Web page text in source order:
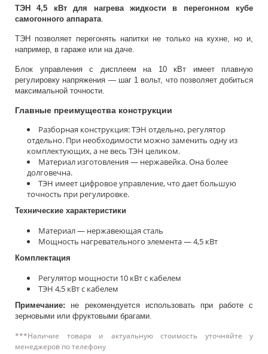
ТЭН 4,5 кВт для нагрева жидкости в перегонном кубе
самогонного аппарата.
ТЭН позволяет перегонять напитки не только на кухне, но и,
например, в гараже или на даче.
Блок управления с дисплеем на 10 кВт имеет плавную
регулировку напряжения — шаг 1 вольт, что позволяет добиться
максимальной точности.
Главные преимущества конструкции
Разборная конструкция: ТЭН отдельно, регулятор
отдельно. При необходимости можно заменить одну из
комплектующих, а не весь ТЭН целиком.
Материал изготовления — нержавейка. Она более
долговечна.
ТЭН имеет цифровое управление, что дает большую
точность при регулировке.
Технические характеристики
Материал — нержавеющая сталь
Мощность нагревательного элемента — 4,5 кВт
Комплектация
Регулятор мощности 10 кВт с кабелем
ТЭН 4,5 кВт с кабелем
Примечание: не рекомендуется использовать при работе с
зерновыми или фруктовыми брагами.
***Наличие товара и актуальную стоимость уточняйте у
менеджеров по телефону